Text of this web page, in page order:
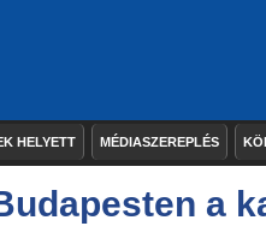
HELYETT MÉDIASZEREPLÉS
a